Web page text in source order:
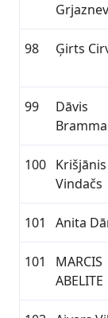
98 Ģirts
99
Dāvis
100 Krišjānis
Vindačs
101 Anita
101
MARCIS
ABELITE